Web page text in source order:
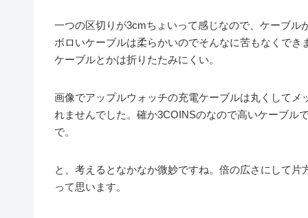
一つの区切りが3cmちょいって感じなので、ケーブ
ボロいケーブルは柔らかいのでそんなに苦もなくで
ケーブルとかは折りたたみにくい。
画像でアップルウォッチの充電ケーブルは丸くして
れませんでした。確か3COINSのなので高いケーブル
で。
と、考えるとなかなか微妙ですね。倍の広さにして
って思います。